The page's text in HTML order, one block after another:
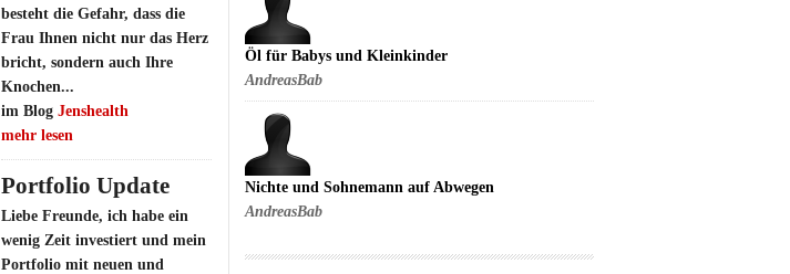
besteht die Gefahr, dass die
Frau Ihnen nicht nur das Herz
bricht, sondern auch Ihre
Knochen...
im Blog Jenshealth
mehr lesen
Portfolio Update
Liebe Freunde, ich habe ein
wenig Zeit investiert und mein
Portfolio mit neuen und
Öl für Babys und Kleinkinder
AndreasBab
Nichte und Sohnemann auf Abwegen
AndreasBab